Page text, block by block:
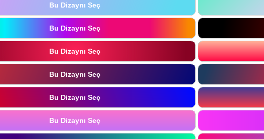
Bu Dizaynı Seç
Bu Dizaynı Seç
Bu Dizaynı Seç
Bu Dizaynı Seç
Bu Dizaynı Seç
Bu Dizaynı Seç